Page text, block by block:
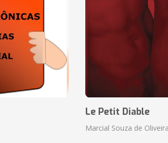
Le Petit Diable
Marcial Souza de